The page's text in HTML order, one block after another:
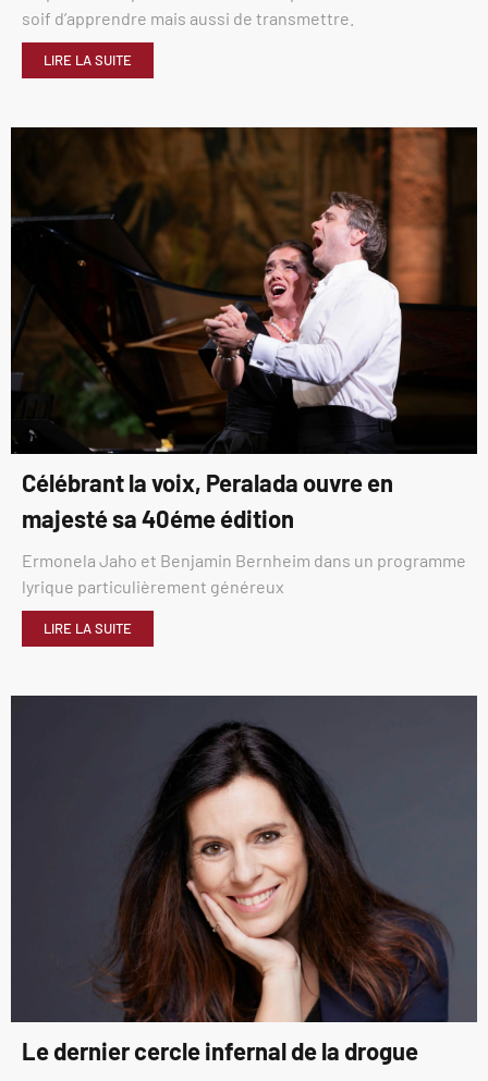
soif d’apprendre mais aussi de transmettre.
LIRE LA SUITE
Célébrant la voix, Peralada ouvre en
majesté sa 40éme édition
Ermonela Jaho et Benjamin Bernheim dans un programme
lyrique particulièrement généreux
LIRE LA SUITE
Le dernier cercle infernal de la drogue